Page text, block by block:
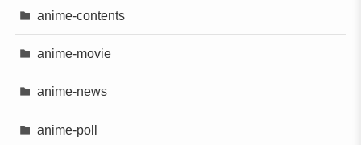
anime-contents
anime-movie
anime-news
anime-poll